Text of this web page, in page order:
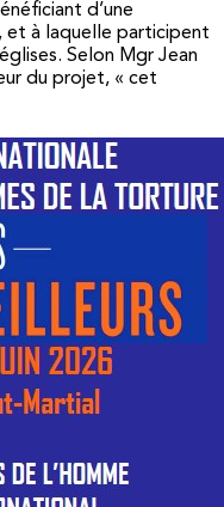
d’une
et à laquelle participent
Selon Mgr Jean
du projet, « cet